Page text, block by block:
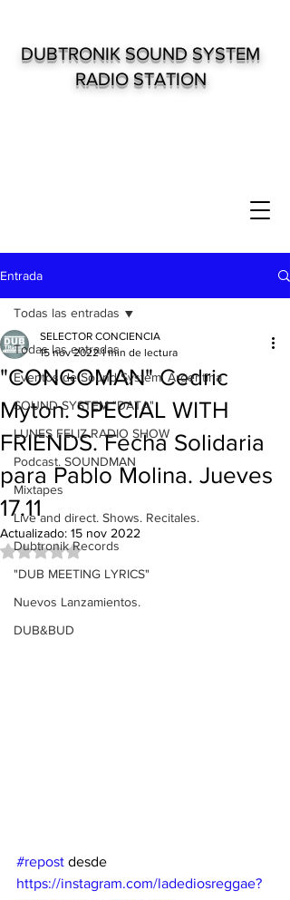
DUBTRONIK SOUND SYSTEM
RADIO STATION
Entrada
Todas las entradas
Eventos de Sound System. Argentina
SOUND SYSTEM "DATA"
LUNES FELIZ RADIO SHOW
Podcast. SOUNDMAN
Mixtapes
Live and direct. Shows. Recitales.
Dubtronik Records
"DUB MEETING LYRICS"
Nuevos Lanzamientos.
DUB&BUD
Todas las entradas
"CONGOMAN" Cedric
Myton. SPECIAL WITH
FRIENDS. Fecha Solidaria
para Pablo Molina. Jueves
17.11
SELECTOR CONCIENCIA
15 nov 2022 1 min de lectura
Actualizado: 15 nov 2022
Obtuvo NaN de 5 estrellas.
#repost desde
https://instagram.com/ladediosreggae?